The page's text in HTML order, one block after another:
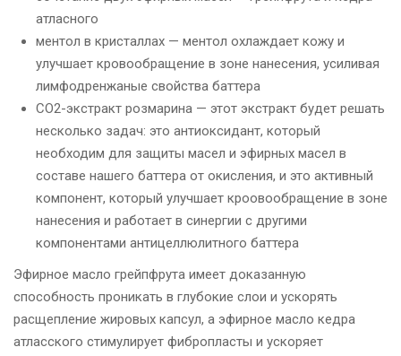
атласного
ментол в кристаллах — ментол охлаждает кожу и
улучшает кровообращение в зоне нанесения, усиливая
лимфодренжаные свойства баттера
СО2-экстракт розмарина — этот экстракт будет решать
несколько задач: это антиоксидант, который
необходим для защиты масел и эфирных масел в
составе нашего баттера от окисления, и это активный
компонент, который улучшает кроовообращение в зоне
нанесения и работает в синергии с другими
компонентами антицеллюлитного баттера
Эфирное масло грейпфрута имеет доказанную
способность проникать в глубокие слои и ускорять
расщепление жировых капсул, а эфирное масло кедра
атласского стимулирует фибропласты и ускоряет